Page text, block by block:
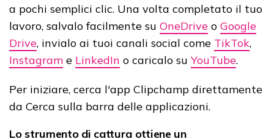
a pochi semplici clic. Una volta completato il tuo
lavoro, salvalo facilmente su OneDrive o Google
Drive, invialo ai tuoi canali social come TikTok,
Instagram e LinkedIn o caricalo su YouTube.
Per iniziare, cerca l'app Clipchamp direttamente
da Cerca sulla barra delle applicazioni.
Lo strumento di cattura ottiene un